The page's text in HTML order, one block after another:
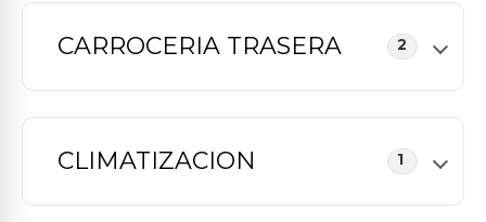
CARROCERIA TRASERA 2
CLIMATIZACION 1